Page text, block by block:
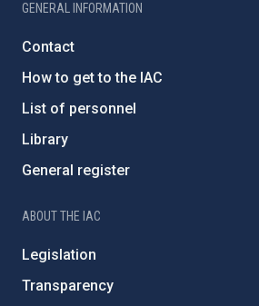
GENERAL INFORMATION
Contact
How to get to the IAC
List of personnel
Library
General register
ABOUT THE IAC
Legislation
Transparency